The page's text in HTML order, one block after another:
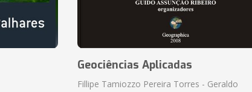
Geociências Aplicadas
Fillipe Tamiozzo Pereira Torres - Geraldo